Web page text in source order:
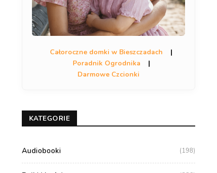
Całoroczne domki w Bieszczadach
|
Poradnik Ogrodnika
|
Darmowe Czcionki
KATEGORIE
Audiobooki (198)